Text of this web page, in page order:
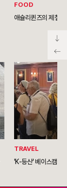
FOOD
애슐리퀸즈의 제철
TRAVEL
'K-등산' 베이스캠프